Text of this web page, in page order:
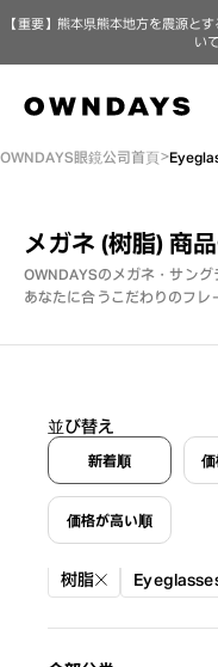
【重要】熊本県熊本地方を震源と
い
OWNDAYS眼鏡公司首頁
メガネ (树脂) 商
OWNDAYSのメガネ・サング
あなたに合うこだわりのフレ
絞り込み条件
树脂
並び替え
新着順
価格が高い順